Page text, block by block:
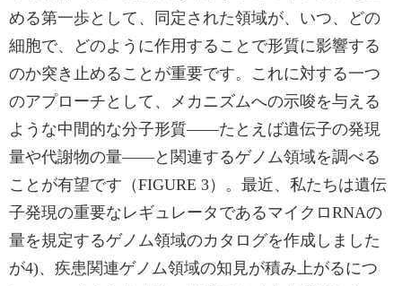
める第一歩として、同定された領域が、いつ、どの
細胞で、どのように作用することで形質に影響する
のか突き止めることが重要です。これに対する一つ
のアプローチとして、メカニズムへの示唆を与える
ような中間的な分子形質――たとえば遺伝子の発現
量や代謝物の量――と関連するゲノム領域を調べる
ことが有望です（FIGURE 3）。最近、私たちは遺伝
子発現の重要なレギュレータであるマイクロRNAの
量を規定するゲノム領域のカタログを作成しました
が4)、疾患関連ゲノム領域の知見が積み上がるにつ